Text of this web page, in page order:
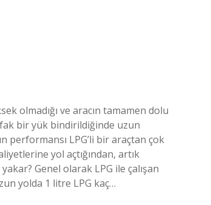
olmadığı ve aracın tamamen dolu
bir yük bindirildiğinde uzun
performansı LPG’li bir araçtan çok
yol açtığından, artık
Genel olarak LPG ile çalışan
yolda 1 litre LPG kaç…